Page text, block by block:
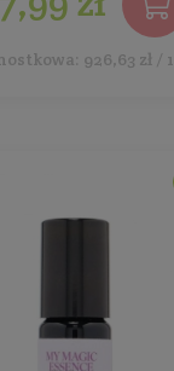
926,63 zł /